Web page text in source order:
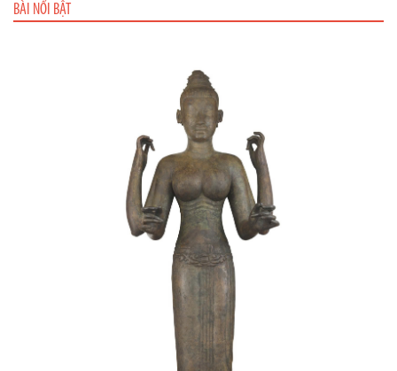
BÀI NỔI BẬT